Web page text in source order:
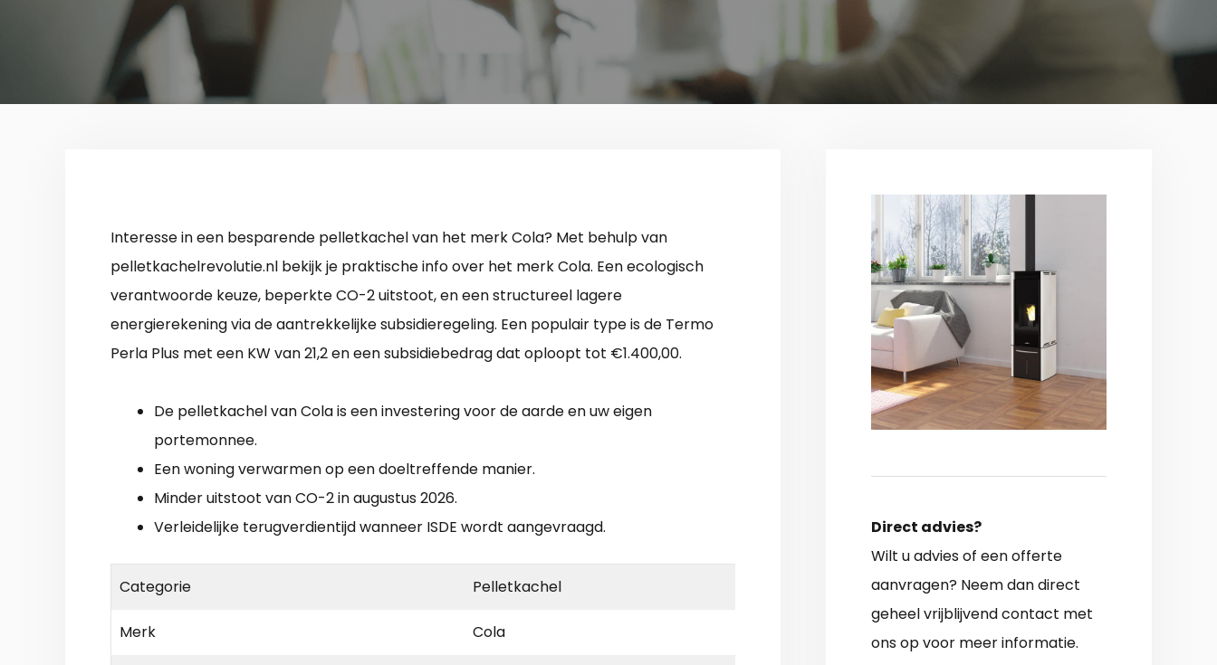
Interesse in een besparende pelletkachel van het merk Cola? Met behulp van
pelletkachelrevolutie.nl bekijk je praktische info over het merk Cola. Een ecologisch
verantwoorde keuze, beperkte CO-2 uitstoot, en een structureel lagere
energierekening via de aantrekkelijke subsidieregeling. Een populair type is de Termo
Perla Plus met een KW van 21,2 en een subsidiebedrag dat oploopt tot €1.400,00.
De pelletkachel van Cola is een investering voor de aarde en uw eigen
portemonnee.
Een woning verwarmen op een doeltreffende manier.
Minder uitstoot van CO-2 in augustus 2026.
Verleidelijke terugverdientijd wanneer ISDE wordt aangevraagd.
Categorie Pelletkachel
Merk Cola
Direct advies?
Wilt u advies of een offerte
aanvragen? Neem dan direct
geheel vrijblijvend contact met
ons op voor meer informatie.